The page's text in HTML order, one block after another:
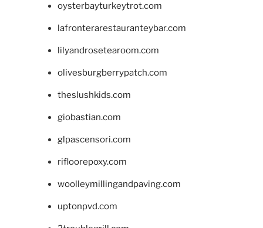
oysterbayturkeytrot.com
lafronterarestauranteybar.com
lilyandrosetearoom.com
olivesburgberrypatch.com
theslushkids.com
giobastian.com
glpascensori.com
rifloorepoxy.com
woolleymillingandpaving.com
uptonpvd.com